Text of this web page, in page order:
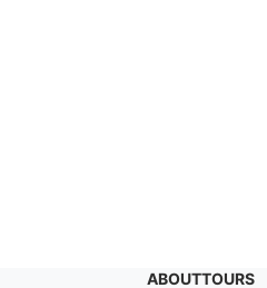
ABOUTTOURS